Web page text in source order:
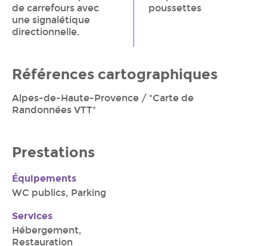
de carrefours avec
une signalétique
directionnelle.
poussettes
Références cartographiques
Alpes-de-Haute-Provence / "Carte de
Randonnées VTT"
Prestations
Équipements
WC publics, Parking
Services
Hébergement,
Restauration